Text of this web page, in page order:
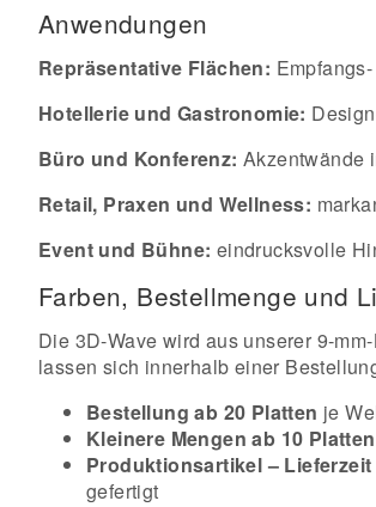
Anwendungen
Repräsentative Flächen:
Hotellerie und Gastronomie:
Büro und Konferenz: Akzentwände
Retail, Praxen und Wellness:
Event und Bühne: eindrucksvolle
Farben, Bestellmenge und
Die 3D-Wave wird aus unserer 9-
lassen sich innerhalb einer
Bestellung ab 20 Platten je
Kleinere Mengen ab 10 Platten
Produktionsartikel – Lieferzeit
gefertigt